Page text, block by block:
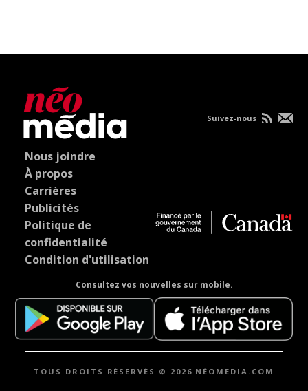
Nous joindre
À propos
Carrières
Publicités
Politique de
confidentialité
Condition d'utilisation
Consultez vos nouvelles sur mobile.
Suivez-nous
TOUS DROITS RÉSERVÉS © 2026 NÉOMEDIA.COM